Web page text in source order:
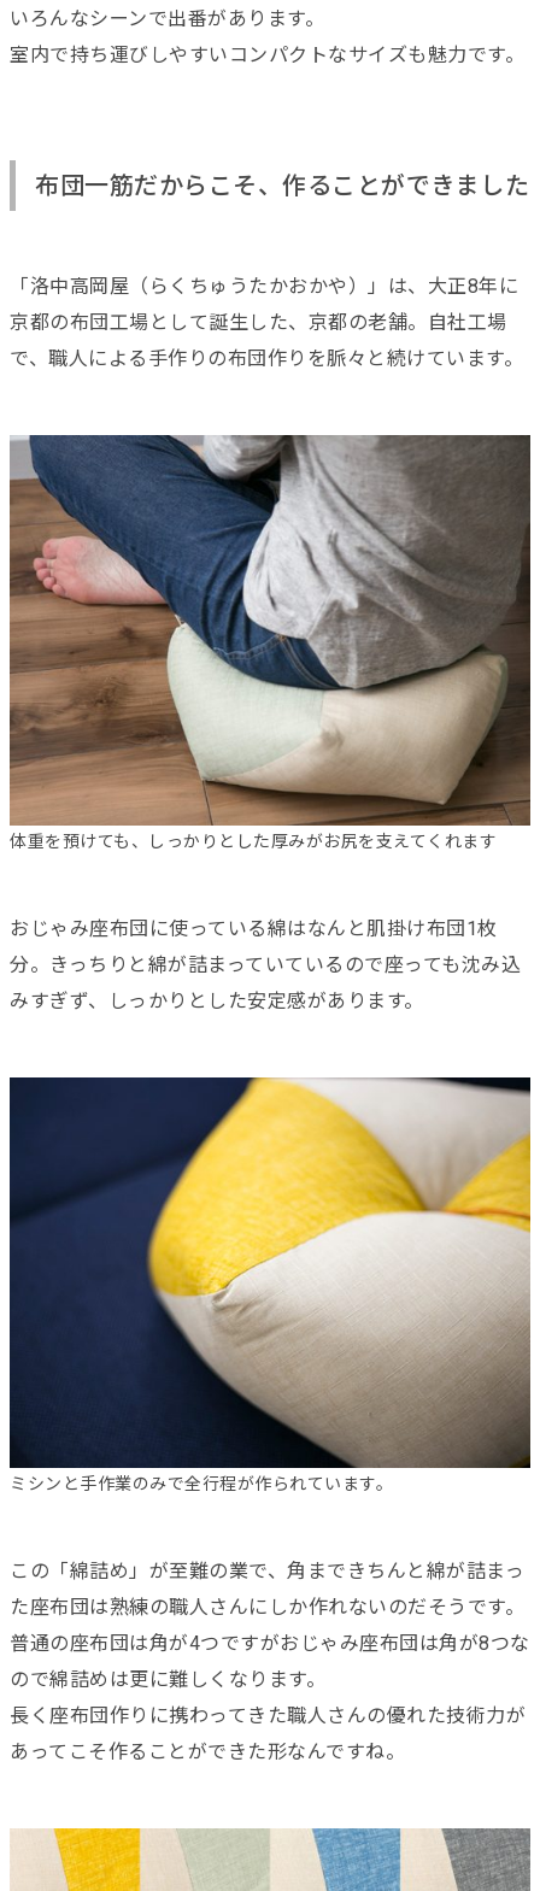
いろんなシーンで出番があります。
室内で持ち運びしやすいコンパクトなサイズも魅力です。
布団一筋だからこそ、作ることができました
「洛中高岡屋（らくちゅうたかおかや）」は、大正8年に
京都の布団工場として誕生した、京都の老舗。自社工場
で、職人による手作りの布団作りを脈々と続けています。
体重を預けても、しっかりとした厚みがお尻を支えてくれます
おじゃみ座布団に使っている綿はなんと肌掛け布団1枚
分。きっちりと綿が詰まっていているので座っても沈み込
みすぎず、しっかりとした安定感があります。
ミシンと手作業のみで全行程が作られています。
この「綿詰め」が至難の業で、角まできちんと綿が詰まっ
た座布団は熟練の職人さんにしか作れないのだそうです。
普通の座布団は角が4つですがおじゃみ座布団は角が8つな
ので綿詰めは更に難しくなります。
長く座布団作りに携わってきた職人さんの優れた技術力が
あってこそ作ることができた形なんですね。